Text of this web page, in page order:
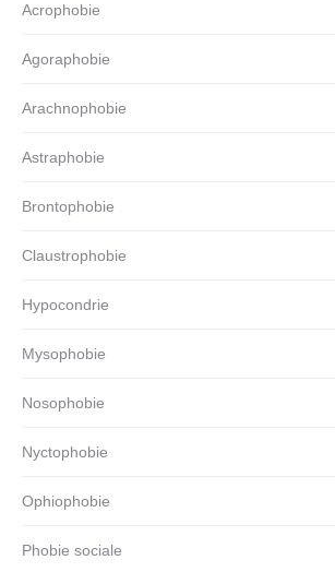
Acrophobie
Agoraphobie
Arachnophobie
Astraphobie
Brontophobie
Claustrophobie
Hypocondrie
Mysophobie
Nosophobie
Nyctophobie
Ophiophobie
Phobie sociale